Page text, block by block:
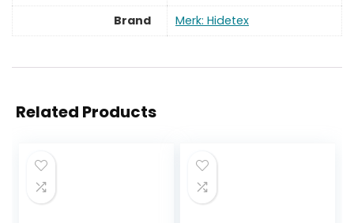
Brand
Merk: Hidetex
Related Products